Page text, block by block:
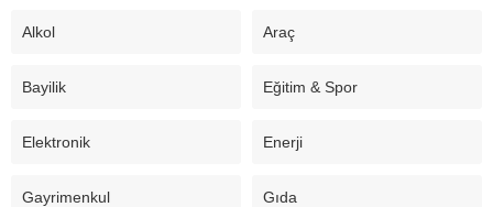
Alkol Araç
Bayilik Eğitim & Spor
Elektronik Enerji
Gayrimenkul Gıda